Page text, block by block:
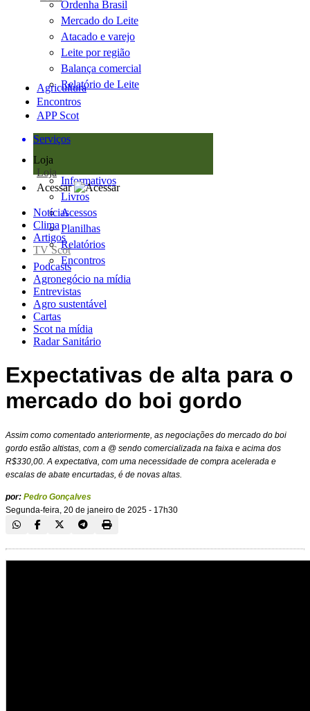
Ordenha Brasil
Mercado do Leite
Atacado e varejo
Leite por região
Balança comercial
Relatório de Leite
Agricultura
Encontros
APP Scot
Serviços
Loja
Loja
Informativos
Livros
Acessos
Planilhas
Relatórios
Encontros
Acessar
Notícias
Clima
Artigos
TV Scot
Podcasts
Agronegócio na mídia
Entrevistas
Agro sustentável
Cartas
Scot na mídia
Radar Sanitário
Expectativas de alta para o
mercado do boi gordo
Assim como comentado anteriormente, as negociações do mercado do boi
gordo estão altistas, com a @ sendo comercializada na faixa e acima dos
R$330,00. A expectativa, com uma necessidade de compra acelerada e
escalas de abate encurtadas, é de novas altas.
por: Pedro Gonçalves
Segunda-feira, 20 de janeiro de 2025 - 17h30